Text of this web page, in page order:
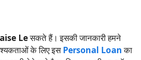
Leसकते हैं। इसकी जानकारी हमने
के लिए इस Personal Loanका